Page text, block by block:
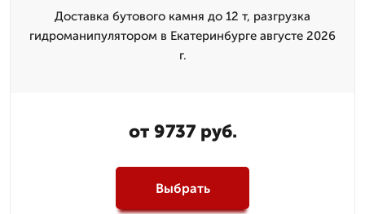
Доставка бутового камня до 12 т, разгрузка
гидроманипулятором в Екатеринбурге августе 2026
г.
от 9737 руб.
Выбрать